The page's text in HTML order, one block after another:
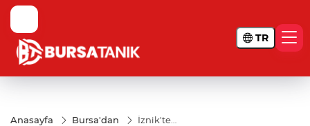
TR
Anasayfa Bursa'dan
İznik'te